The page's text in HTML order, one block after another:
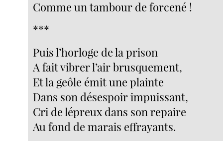
Comme un tambour de forcené !
***
Puis l’horloge de la prison
A fait vibrer l’air brusquement,
Et la geôle émit une plainte
Dans son désespoir impuissant,
Cri de lépreux dans son repaire
Au fond de marais effrayants.